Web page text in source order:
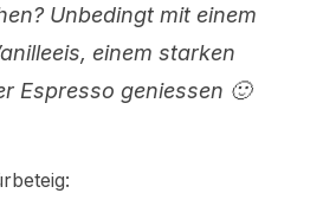
Unbedingt mit einem
einem starken
Espresso geniessen 🙂